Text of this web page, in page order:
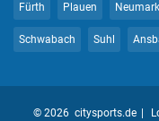
Fürth Plauen
Schwabach Suhl
© 2026 citysports.de